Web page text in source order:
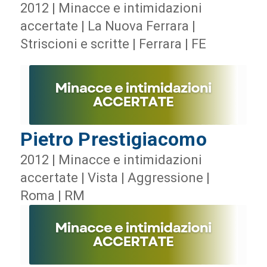
2012 | Minacce e intimidazioni
accertate | La Nuova Ferrara |
Striscioni e scritte | Ferrara | FE
Pietro Prestigiacomo
2012 | Minacce e intimidazioni
accertate | Vista | Aggressione |
Roma | RM